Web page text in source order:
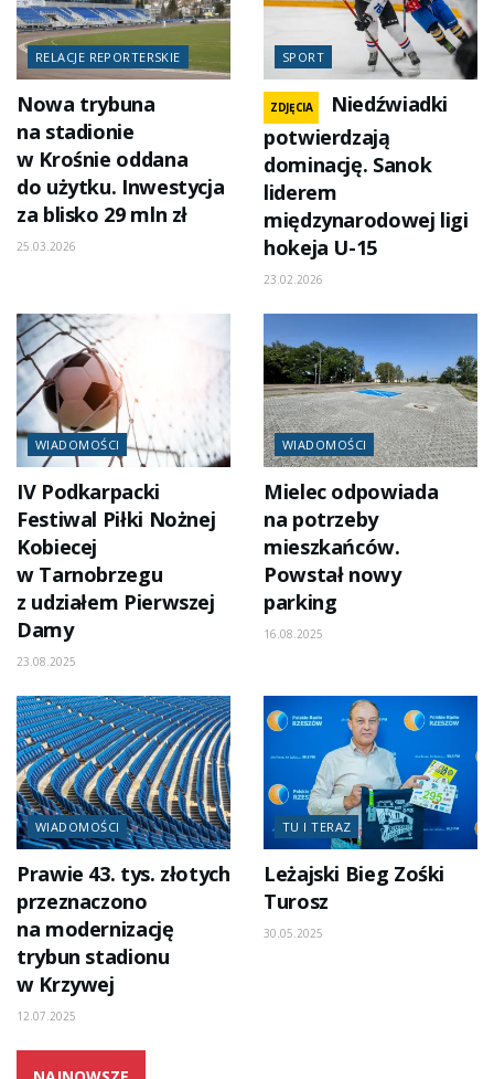
RELACJE REPORTERSKIE
Nowa trybuna
na stadionie
w Krośnie oddana
do użytku. Inwestycja
za blisko 29 mln zł
25.03.2026
SPORT
ZDJĘCIA
Niedźwiadki
potwierdzają
dominację. Sanok
liderem
międzynarodowej ligi
hokeja U-15
23.02.2026
WIADOMOŚCI
IV Podkarpacki
Festiwal Piłki Nożnej
Kobiecej
w Tarnobrzegu
z udziałem Pierwszej
Damy
23.08.2025
WIADOMOŚCI
Mielec odpowiada
na potrzeby
mieszkańców.
Powstał nowy
parking
16.08.2025
WIADOMOŚCI
Prawie 43. tys. złotych
przeznaczono
na modernizację
trybun stadionu
w Krzywej
12.07.2025
TU I TERAZ
Leżajski Bieg Zośki
Turosz
30.05.2025